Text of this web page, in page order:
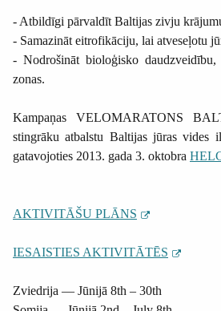
- Atbildīgi pārvaldīt Baltijas zivju
- Samazināt eitrofikāciju, lai atveseļotu
- Nodrošināt bioloģisko daudzveidību,
zonas.
Kampaņas VELOMARATONS
stingrāku atbalstu Baltijas jūras vides
gatavojoties 2013. gada 3. oktobra
AKTIVITĀŠU PLĀNS
IESAISTIES AKTIVITĀTĒS
Zviedrija — Jūnijā 8th – 30th